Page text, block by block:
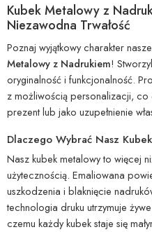
Kubek Metalowy z
Niezawodna Trwałość
Poznaj wyjątkowy charakter
Metalowy z Nadrukiem!
oryginalność i funkcjonalność.
z możliwością personalizacji,
prezent lub jako uzupełnienie
Dlaczego Wybrać Nasz
Nasz kubek metalowy to więcej
użytecznością. Emaliowana
uszkodzenia i blaknięcie
technologia druku utrzymuje
czemu każdy kubek staje się